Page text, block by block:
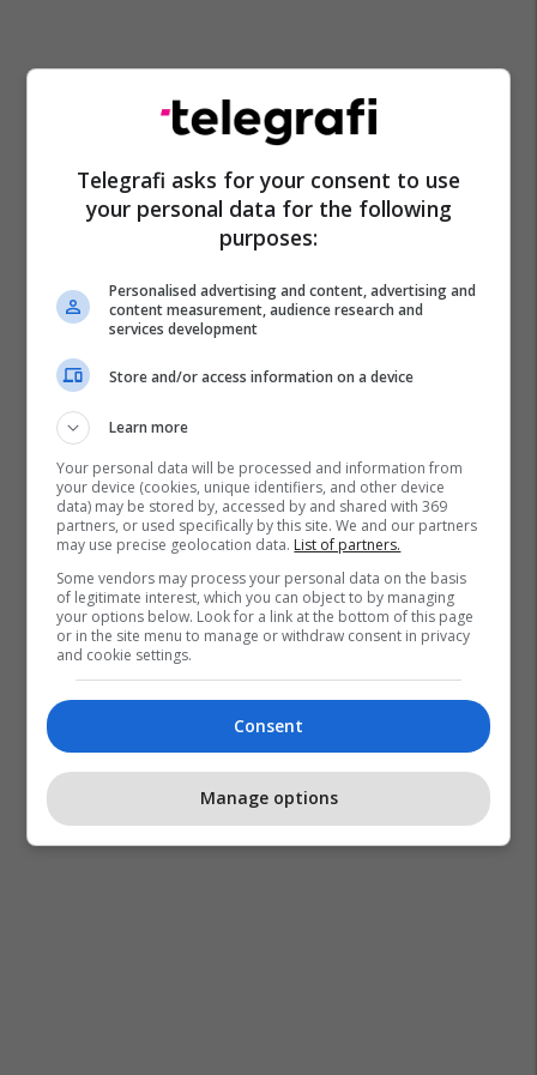
Telegrafi asks for your consent to use
your personal data for the following
purposes:
Personalised advertising and content, advertising and
content measurement, audience research and
services development
Store and/or access information on a device
Learn more
Your personal data will be processed and information from
your device (cookies, unique identifiers, and other device
data) may be stored by, accessed by and shared with 369
partners, or used specifically by this site. We and our partners
may use precise geolocation data. List of partners.
Some vendors may process your personal data on the basis
of legitimate interest, which you can object to by managing
your options below. Look for a link at the bottom of this page
or in the site menu to manage or withdraw consent in privacy
and cookie settings.
Consent
Manage options